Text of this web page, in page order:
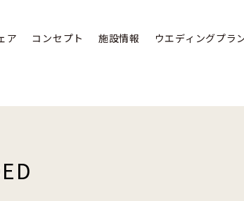
ア コンセプト 施設情報 ウエディングプラ